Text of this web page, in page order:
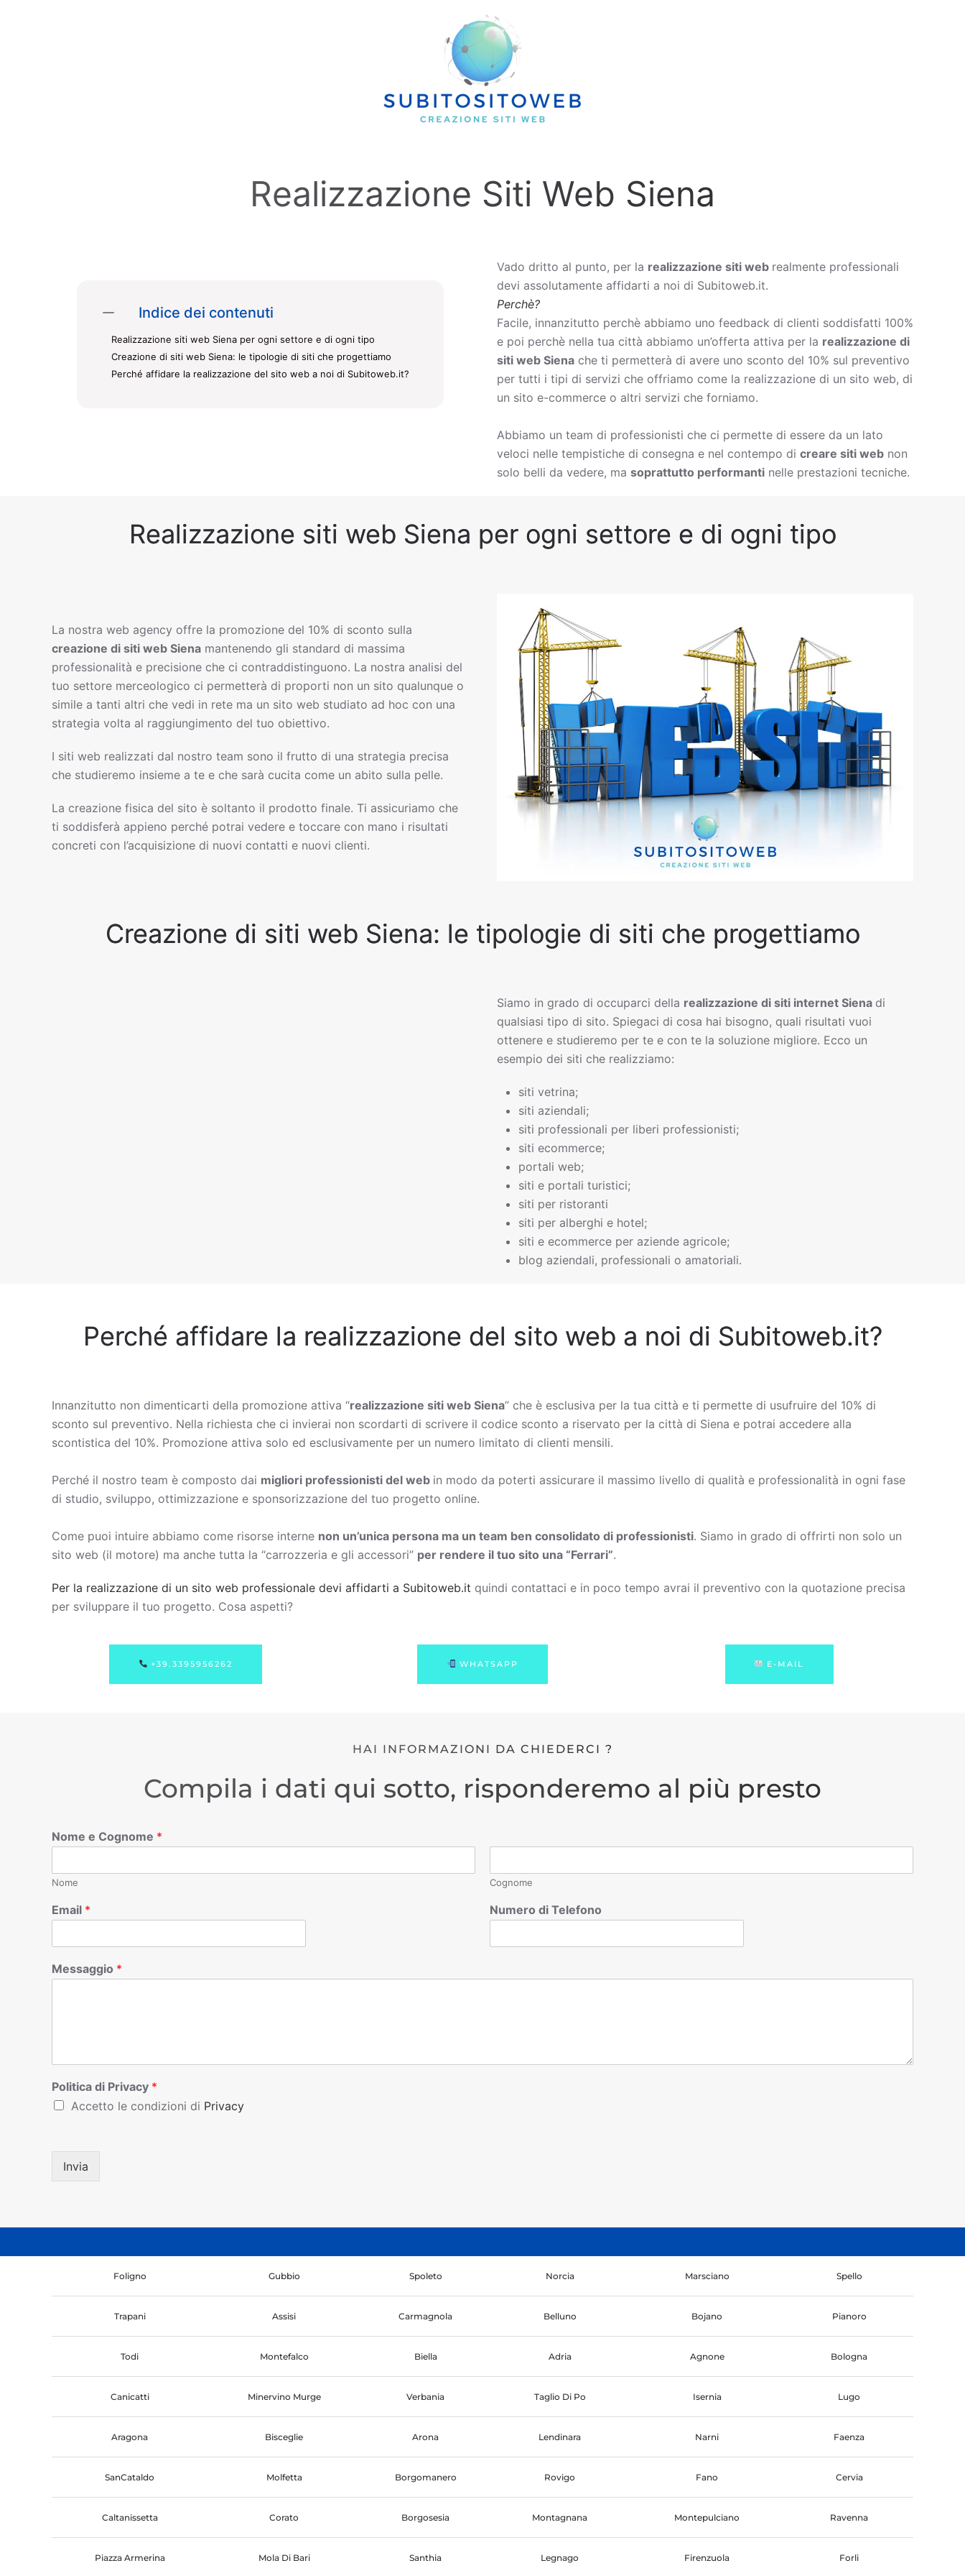
Realizzazione Siti Web Siena
Indice dei contenuti
Realizzazione siti web Siena per ogni settore e di ogni tipo
Creazione di siti web Siena: le tipologie di siti che progettiamo
Perché affidare la realizzazione del sito web a noi di Subitoweb.it?
Vado dritto al punto, per la realizzazione siti web realmente professionali
devi assolutamente affidarti a noi di Subitoweb.it.
Perchè?
Facile, innanzitutto perchè abbiamo uno feedback di clienti soddisfatti 100%
e poi perchè nella tua città abbiamo un’offerta attiva per la realizzazione di
siti web Siena che ti permetterà di avere uno sconto del 10% sul preventivo
per tutti i tipi di servizi che offriamo come la realizzazione di un sito web, di
un sito e-commerce o altri servizi che forniamo.
Abbiamo un team di professionisti che ci permette di essere da un lato
veloci nelle tempistiche di consegna e nel contempo di creare siti web non
solo belli da vedere, ma soprattutto performanti nelle prestazioni tecniche.
Realizzazione siti web Siena per ogni settore e di ogni tipo
La nostra web agency offre la promozione del 10% di sconto sulla
creazione di siti web Siena mantenendo gli standard di massima
professionalità e precisione che ci contraddistinguono. La nostra analisi del
tuo settore merceologico ci permetterà di proporti non un sito qualunque o
simile a tanti altri che vedi in rete ma un sito web studiato ad hoc con una
strategia volta al raggiungimento del tuo obiettivo.
I siti web realizzati dal nostro team sono il frutto di una strategia precisa
che studieremo insieme a te e che sarà cucita come un abito sulla pelle.
La creazione fisica del sito è soltanto il prodotto finale. Ti assicuriamo che
ti soddisferà appieno perché potrai vedere e toccare con mano i risultati
concreti con l’acquisizione di nuovi contatti e nuovi clienti.
Creazione di siti web Siena: le tipologie di siti che progettiamo
Siamo in grado di occuparci della realizzazione di siti internet Siena di
qualsiasi tipo di sito. Spiegaci di cosa hai bisogno, quali risultati vuoi
ottenere e studieremo per te e con te la soluzione migliore. Ecco un
esempio dei siti che realizziamo:
siti vetrina;
siti aziendali;
siti professionali per liberi professionisti;
siti ecommerce;
portali web;
siti e portali turistici;
siti per ristoranti
siti per alberghi e hotel;
siti e ecommerce per aziende agricole;
blog aziendali, professionali o amatoriali.
Perché affidare la realizzazione del sito web a noi di Subitoweb.it?
Innanzitutto non dimenticarti della promozione attiva “realizzazione siti web Siena” che è esclusiva per la tua città e ti permette di usufruire del 10% di
sconto sul preventivo. Nella richiesta che ci invierai non scordarti di scrivere il codice sconto a riservato per la città di Siena e potrai accedere alla
scontistica del 10%. Promozione attiva solo ed esclusivamente per un numero limitato di clienti mensili.
Perché il nostro team è composto dai migliori professionisti del web in modo da poterti assicurare il massimo livello di qualità e professionalità in ogni fase
di studio, sviluppo, ottimizzazione e sponsorizzazione del tuo progetto online.
Come puoi intuire abbiamo come risorse interne non un’unica persona ma un team ben consolidato di professionisti. Siamo in grado di offrirti non solo un
sito web (il motore) ma anche tutta la “carrozzeria e gli accessori” per rendere il tuo sito una “Ferrari”.
Per la realizzazione di un sito web professionale devi affidarti a Subitoweb.it quindi contattaci e in poco tempo avrai il preventivo con la quotazione precisa
per sviluppare il tuo progetto. Cosa aspetti?
+39.3395956262 WHATSAPP E-MAIL
HAI INFORMAZIONI DA CHIEDERCI ?
Compila i dati qui sotto, risponderemo al più presto
Nome e Cognome *
Nome Cognome
Email * Numero di Telefono
Messaggio *
Politica di Privacy *
Accetto le condizioni di Privacy
Invia
Foligno Gubbio Spoleto Norcia Marsciano Spello
Trapani Assisi Carmagnola Belluno Bojano Pianoro
Todi Montefalco Biella Adria Agnone Bologna
Canicatti Minervino Murge Verbania Taglio Di Po Isernia Lugo
Aragona Bisceglie Arona Lendinara Narni Faenza
SanCataldo Molfetta Borgomanero Rovigo Fano Cervia
Caltanissetta Corato Borgosesia Montagnana Montepulciano Ravenna
Piazza Armerina Mola Di Bari Santhia Legnago Firenzuola Forli